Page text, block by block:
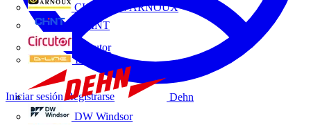
CHAUVIN ARNOUX
CHINT
Circutor
D-Line
Dehn
DW Windsor
Iniciar sesión Registrarse